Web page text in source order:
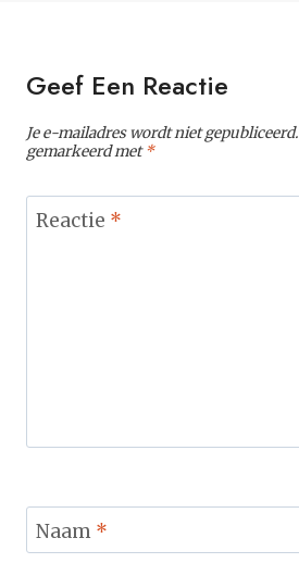
Geef Een Reactie
Je e-mailadres wordt niet gepubliceerd.
gemarkeerd met*
Reactie *
Naam *